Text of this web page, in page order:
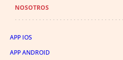
NOSOTROS
APP IOS
APP ANDROID